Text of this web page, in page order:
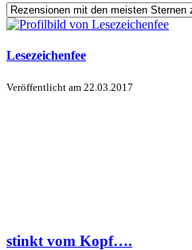
Lesezeichenfee
Veröffentlicht am 22.03.2017
stinkt vom Kopf….